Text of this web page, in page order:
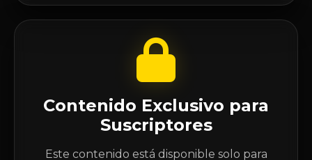
Contenido Exclusivo para
Suscriptores
Este contenido está disponible solo para